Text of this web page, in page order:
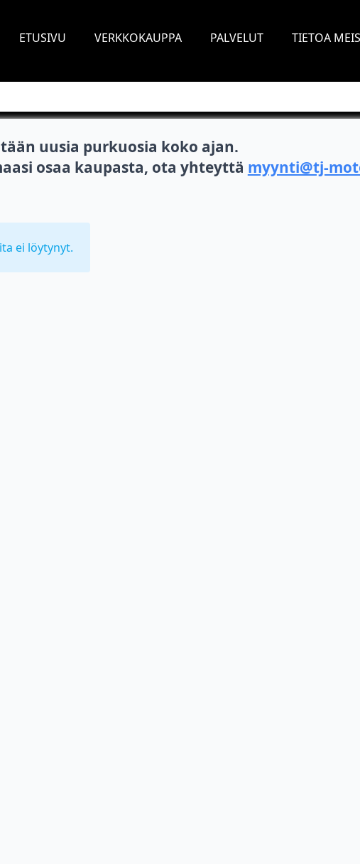
ETUSIVU VERKKOKAUPPA PALVELUT TIETOA
uusia purkuosia koko ajan.
osaa kaupasta, ota yhteyttä myynti@tj-
ei löytynyt.